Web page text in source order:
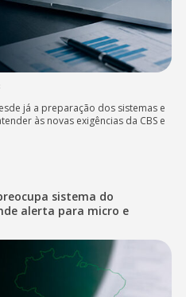
já a preparação dos sistemas e
às novas exigências da CBS e
sistema do
alerta para micro e